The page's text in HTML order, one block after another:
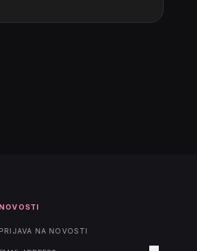
NOVOSTI
PRIJAVA NA NOVOSTI